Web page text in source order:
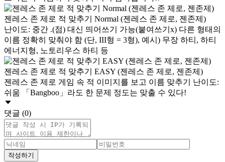
젠레스 존 제로 적 맞추기 Normal (젠레스 존 제로, 젠존제)
난이도: 중간 .(점) 대신 띄어쓰기 가능(붙여쓰기x) 다른 형태의
이름 정확히 맞춰야 함 (단, III형 = 3형), 예시) 무장 하티, 하티
에너지형, 노토리우스 하티 등
젠레스 존 제로 적 맞추기 EASY (젠레스 존 제로, 젠존제)
젠레스 존 제로 게임 속 적 이미지를 보고 이름 맞추기 난이도:
쉬움 「Bangboo」라도 한 문제 정도는 맞출 수 있다!
댓글 (0)
작성하기